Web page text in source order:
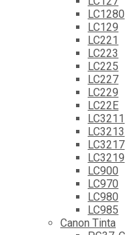
LC1280
LC129
LC221
LC223
LC225
LC227
LC229
LC22E
LC3211
LC3213
LC3217
LC3219
LC900
LC970
LC980
LC985
Canon Tinta